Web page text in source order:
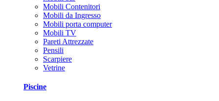
Mobili Contenitori
Mobili da Ingresso
Mobili porta computer
Mobili TV
Pareti Attrezzate
Pensili
Scarpiere
Vetrine
Piscine